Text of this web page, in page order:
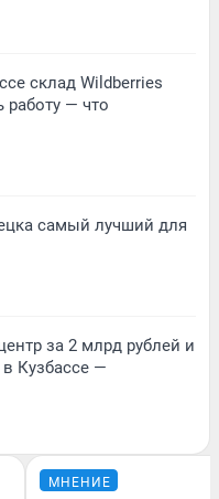
склад Wildberries
работу — что
самый лучший для
за 2 млрд рублей и
в Кузбассе —
МНЕНИЕ